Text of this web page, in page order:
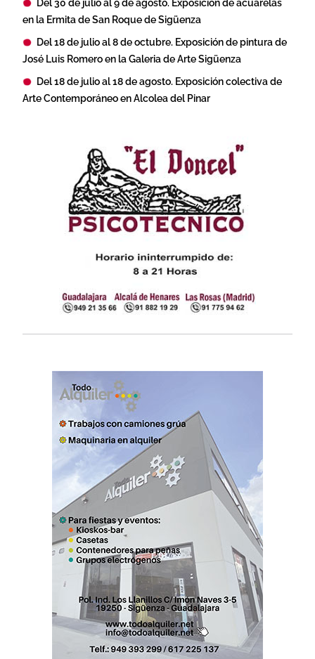
Del 30 de julio al 9 de agosto. Exposición de acuarelas
en la Ermita de San Roque de Sigüenza
Del 18 de julio al 8 de octubre. Exposición de pintura de
José Luis Romero en la Galeria de Arte Sigüenza
Del 18 de julio al 18 de agosto. Exposición colectiva de
Arte Contemporáneo en Alcolea del Pinar